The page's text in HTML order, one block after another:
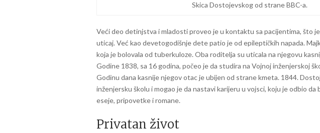
Skica Dostojevskog od strane BBC-a.
Veći deo detinjstva i mladosti proveo je u kontaktu sa pacijentima, što
uticaj. Već kao devetogodišnje dete patio je od epileptičkih napada.
koja je bolovala od tuberkuloze. Oba roditelja su uticala na njegovu
Godine 1838, sa 16 godina, počeo je da studira na Vojnoj inženjerskoj
Godinu dana kasnije njegov otac je ubijen od strane kmeta. 1844.
inženjersku školu i mogao je da nastavi karijeru u vojsci, koju je odbio da
eseje, pripovetke i romane.
Privatan život